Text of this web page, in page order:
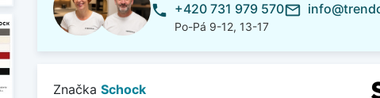
phone +420 731 979 570
Po-Pá 9-12, 13-17
mail_outline
Značka Schock